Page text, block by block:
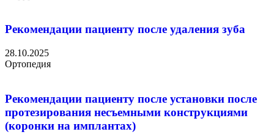
Рекомендации пациенту после удаления зуба
28.10.2025
Ортопедия
Рекомендации пациенту после установки после
протезирования несъемными конструкциями
(коронки на имплантах)